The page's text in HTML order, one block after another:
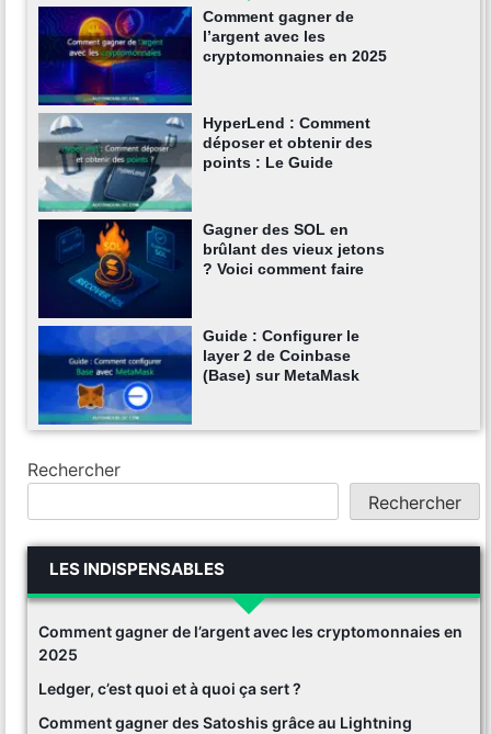
Comment gagner de
l’argent avec les
cryptomonnaies en 2025
HyperLend : Comment
déposer et obtenir des
points : Le Guide
Gagner des SOL en
brûlant des vieux jetons
? Voici comment faire
Guide : Configurer le
layer 2 de Coinbase
(Base) sur MetaMask
Rechercher
Rechercher
LES INDISPENSABLES
Comment gagner de l’argent avec les cryptomonnaies en
2025
Ledger, c’est quoi et à quoi ça sert ?
Comment gagner des Satoshis grâce au Lightning